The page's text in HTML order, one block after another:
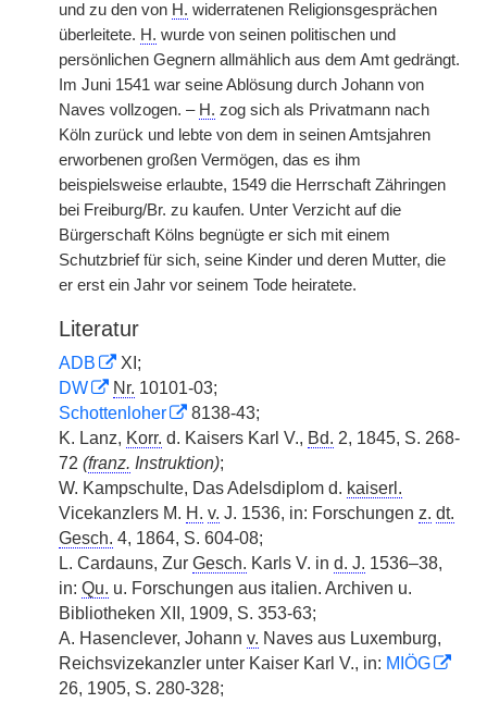
und zu den von H. widerratenen Religionsgesprächen
überleitete. H. wurde von seinen politischen und
persönlichen Gegnern allmählich aus dem Amt gedrängt.
Im Juni 1541 war seine Ablösung durch Johann von
Naves vollzogen. – H. zog sich als Privatmann nach
Köln zurück und lebte von dem in seinen Amtsjahren
erworbenen großen Vermögen, das es ihm
beispielsweise erlaubte, 1549 die Herrschaft Zähringen
bei Freiburg/Br. zu kaufen. Unter Verzicht auf die
Bürgerschaft Kölns begnügte er sich mit einem
Schutzbrief für sich, seine Kinder und deren Mutter, die
er erst ein Jahr vor seinem Tode heiratete.
Literatur
ADB
XI;
DW
Nr. 10101-03;
Schottenloher
8138-43;
K. Lanz, Korr. d. Kaisers Karl V., Bd. 2, 1845, S. 268-
72 (franz. Instruktion);
W. Kampschulte, Das Adelsdiplom d. kaiserl.
Vicekanzlers M. H. v. J. 1536, in: Forschungen z. dt.
Gesch. 4, 1864, S. 604-08;
L. Cardauns, Zur Gesch. Karls V. in d. J. 1536–38,
in: Qu. u. Forschungen aus italien. Archiven u.
Bibliotheken XII, 1909, S. 353-63;
A. Hasenclever, Johann v. Naves aus Luxemburg,
Reichsvizekanzler unter Kaiser Karl V., in: MIÖG
26, 1905, S. 280-328;